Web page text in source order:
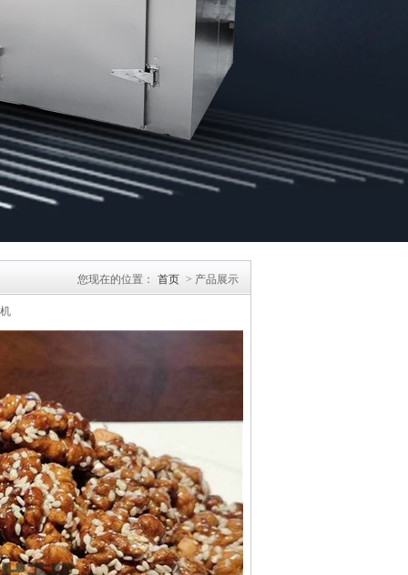
您现在的位置： 首页 > 产品展示